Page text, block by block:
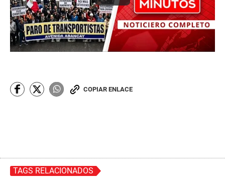
COPIAR ENLACE
TAGS RELACIONADOS